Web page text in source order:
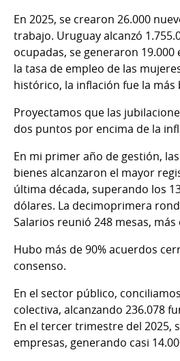
En 2025, se crearon 26.000
trabajo. Uruguay alcanzó
ocupadas, se generaron
la tasa de empleo de las
histórico, la inflación fue la más
Proyectamos que las
dos puntos por encima de la
En mi primer año de gestión,
bienes alcanzaron el mayor
última década, superando los
dólares. La decimoprimera
Salarios reunió 248 mesas, más
Hubo más de 90% acuerdos
consenso.
En el sector público,
colectiva, alcanzando 236.078
En el tercer trimestre del 2025,
empresas, generando casi